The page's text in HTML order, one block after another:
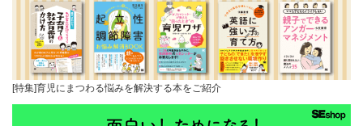
[特集]育児にまつわる悩みを解決する本をご紹介